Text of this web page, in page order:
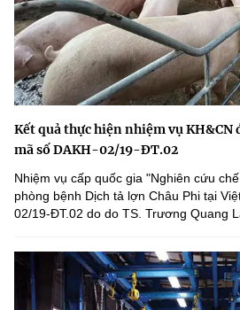
Kết quả thực hiện nhiệm vụ KH&CN
mã số DAKH-02/19-ĐT.02
Nhiệm vụ cấp quốc gia "Nghiên cứu
phòng bệnh Dịch tả lợn Châu Phi tại
02/19-ĐT.02 do do TS. Trương Quang